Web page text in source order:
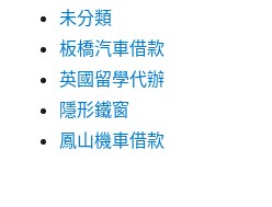
未分類
板橋汽車借款
英國留學代辦
隱形鐵窗
鳳山機車借款